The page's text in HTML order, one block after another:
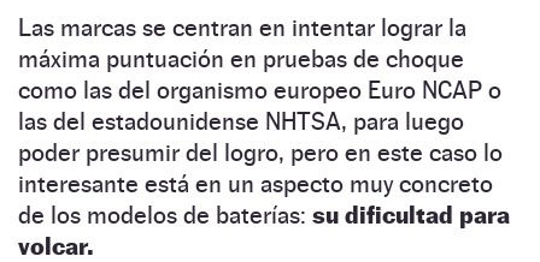
Las marcas se centran en intentar lograr la
máxima puntuación en pruebas de choque
como las del organismo europeo Euro NCAP o
las del estadounidense NHTSA, para luego
poder presumir del logro, pero en este caso lo
interesante está en un aspecto muy concreto
de los modelos de baterías: su dificultad para
volcar.